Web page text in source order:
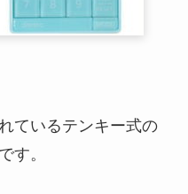
ているテンキー式の
す。